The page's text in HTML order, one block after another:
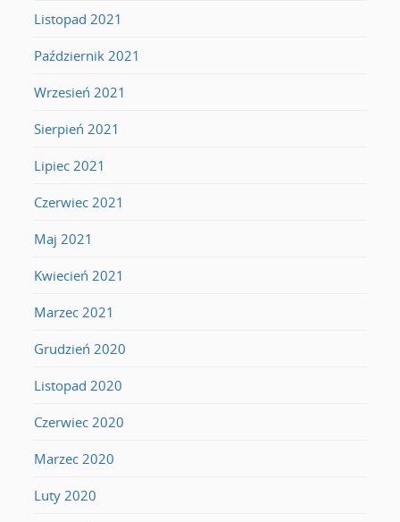
Listopad 2021
Październik 2021
Wrzesień 2021
Sierpień 2021
Lipiec 2021
Czerwiec 2021
Maj 2021
Kwiecień 2021
Marzec 2021
Grudzień 2020
Listopad 2020
Czerwiec 2020
Marzec 2020
Luty 2020